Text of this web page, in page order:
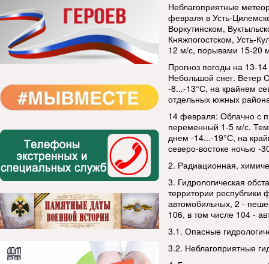
Неблагоприятные
февраля в Усть-
Воркутинском,
Княжпогостском, Усть-
12 м/с, порывами 15-20
Прогноз погоды на 13-
Небольшой снег. Ветер
-8...-13°С, на крайнем
отдельных южных
14 февраля: Облачно с
переменный 1-5 м/с.
днем -14...-19°С, на
северо-востоке ночью -
2. Радиационная,
3. Гидрологическая
территории
автомобильных, 2 -
106, в том числе 104 -
3.1. Опасные
3.2. Неблагоприятные